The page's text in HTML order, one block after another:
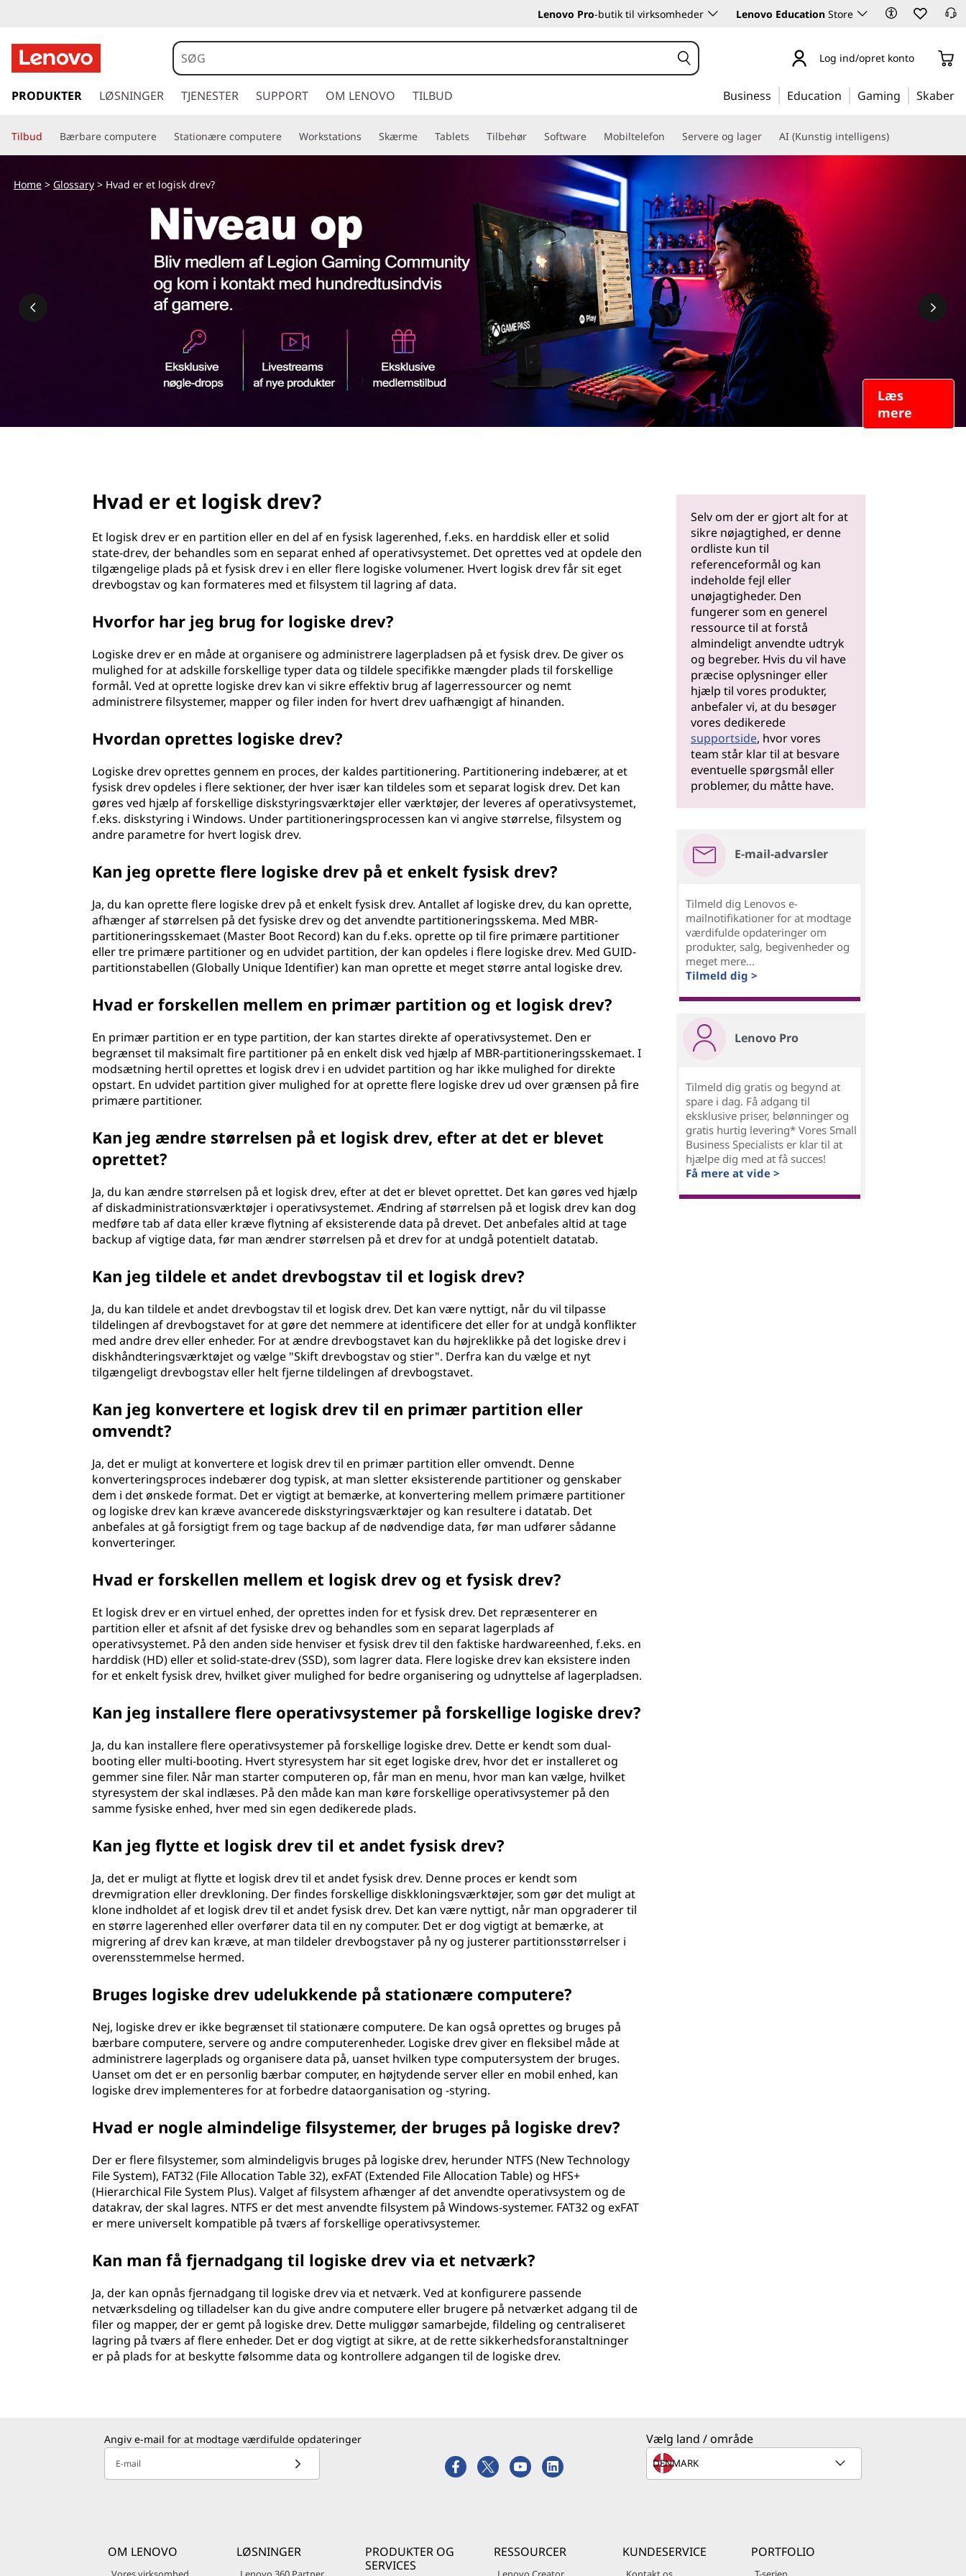
o
g
Lenovo Pro-butik til virksomheder Lenovo Education Store
p
n
g
i
Log ind/opret konto
PRODUKTER LØSNINGER TJENESTER SUPPORT OM LENOVO TILBUD Business Education Gaming Skaber
Tilbud Bærbare computere Stationære computere Workstations Skærme Tablets Tilbehør Software Mobiltelefon Servere og lager AI (Kunstig intelligens)
Læs
mere
Home> Glossary> Hvad er et logisk drev?
Hvad er et logisk drev?
Et logisk drev er en partition eller en del af en fysisk lagerenhed, f.eks. en harddisk eller et solid
state-drev, der behandles som en separat enhed af operativsystemet. Det oprettes ved at opdele den
tilgængelige plads på et fysisk drev i en eller flere logiske volumener. Hvert logisk drev får sit eget
drevbogstav og kan formateres med et filsystem til lagring af data.
Hvorfor har jeg brug for logiske drev?
Logiske drev er en måde at organisere og administrere lagerpladsen på et fysisk drev. De giver os
mulighed for at adskille forskellige typer data og tildele specifikke mængder plads til forskellige
formål. Ved at oprette logiske drev kan vi sikre effektiv brug af lagerressourcer og nemt
administrere filsystemer, mapper og filer inden for hvert drev uafhængigt af hinanden.
Hvordan oprettes logiske drev?
Logiske drev oprettes gennem en proces, der kaldes partitionering. Partitionering indebærer, at et
fysisk drev opdeles i flere sektioner, der hver især kan tildeles som et separat logisk drev. Det kan
gøres ved hjælp af forskellige diskstyringsværktøjer eller værktøjer, der leveres af operativsystemet,
f.eks. diskstyring i Windows. Under partitioneringsprocessen kan vi angive størrelse, filsystem og
andre parametre for hvert logisk drev.
Kan jeg oprette flere logiske drev på et enkelt fysisk drev?
Ja, du kan oprette flere logiske drev på et enkelt fysisk drev. Antallet af logiske drev, du kan oprette,
afhænger af størrelsen på det fysiske drev og det anvendte partitioneringsskema. Med MBR-
partitioneringsskemaet (Master Boot Record) kan du f.eks. oprette op til fire primære partitioner
eller tre primære partitioner og en udvidet partition, der kan opdeles i flere logiske drev. Med GUID-
partitionstabellen (Globally Unique Identifier) kan man oprette et meget større antal logiske drev.
Hvad er forskellen mellem en primær partition og et logisk drev?
En primær partition er en type partition, der kan startes direkte af operativsystemet. Den er
begrænset til maksimalt fire partitioner på en enkelt disk ved hjælp af MBR-partitioneringsskemaet. I
modsætning hertil oprettes et logisk drev i en udvidet partition og har ikke mulighed for direkte
opstart. En udvidet partition giver mulighed for at oprette flere logiske drev ud over grænsen på fire
primære partitioner.
Kan jeg ændre størrelsen på et logisk drev, efter at det er blevet
oprettet?
Ja, du kan ændre størrelsen på et logisk drev, efter at det er blevet oprettet. Det kan gøres ved hjælp
af diskadministrationsværktøjer i operativsystemet. Ændring af størrelsen på et logisk drev kan dog
medføre tab af data eller kræve flytning af eksisterende data på drevet. Det anbefales altid at tage
backup af vigtige data, før man ændrer størrelsen på et drev for at undgå potentielt datatab.
Kan jeg tildele et andet drevbogstav til et logisk drev?
Ja, du kan tildele et andet drevbogstav til et logisk drev. Det kan være nyttigt, når du vil tilpasse
tildelingen af drevbogstavet for at gøre det nemmere at identificere det eller for at undgå konflikter
med andre drev eller enheder. For at ændre drevbogstavet kan du højreklikke på det logiske drev i
diskhåndteringsværktøjet og vælge "Skift drevbogstav og stier". Derfra kan du vælge et nyt
tilgængeligt drevbogstav eller helt fjerne tildelingen af drevbogstavet.
Kan jeg konvertere et logisk drev til en primær partition eller
omvendt?
Ja, det er muligt at konvertere et logisk drev til en primær partition eller omvendt. Denne
konverteringsproces indebærer dog typisk, at man sletter eksisterende partitioner og genskaber
dem i det ønskede format. Det er vigtigt at bemærke, at konvertering mellem primære partitioner
og logiske drev kan kræve avancerede diskstyringsværktøjer og kan resultere i datatab. Det
anbefales at gå forsigtigt frem og tage backup af de nødvendige data, før man udfører sådanne
konverteringer.
Hvad er forskellen mellem et logisk drev og et fysisk drev?
Et logisk drev er en virtuel enhed, der oprettes inden for et fysisk drev. Det repræsenterer en
partition eller et afsnit af det fysiske drev og behandles som en separat lagerplads af
operativsystemet. På den anden side henviser et fysisk drev til den faktiske hardwareenhed, f.eks. en
harddisk (HD) eller et solid-state-drev (SSD), som lagrer data. Flere logiske drev kan eksistere inden
for et enkelt fysisk drev, hvilket giver mulighed for bedre organisering og udnyttelse af lagerpladsen.
Kan jeg installere flere operativsystemer på forskellige logiske drev?
Ja, du kan installere flere operativsystemer på forskellige logiske drev. Dette er kendt som dual-
booting eller multi-booting. Hvert styresystem har sit eget logiske drev, hvor det er installeret og
gemmer sine filer. Når man starter computeren op, får man en menu, hvor man kan vælge, hvilket
styresystem der skal indlæses. På den måde kan man køre forskellige operativsystemer på den
samme fysiske enhed, hver med sin egen dedikerede plads.
Kan jeg flytte et logisk drev til et andet fysisk drev?
Ja, det er muligt at flytte et logisk drev til et andet fysisk drev. Denne proces er kendt som
drevmigration eller drevkloning. Der findes forskellige diskkloningsværktøjer, som gør det muligt at
klone indholdet af et logisk drev til et andet fysisk drev. Det kan være nyttigt, når man opgraderer til
en større lagerenhed eller overfører data til en ny computer. Det er dog vigtigt at bemærke, at
migrering af drev kan kræve, at man tildeler drevbogstaver på ny og justerer partitionsstørrelser i
overensstemmelse hermed.
Bruges logiske drev udelukkende på stationære computere?
Nej, logiske drev er ikke begrænset til stationære computere. De kan også oprettes og bruges på
bærbare computere, servere og andre computerenheder. Logiske drev giver en fleksibel måde at
administrere lagerplads og organisere data på, uanset hvilken type computersystem der bruges.
Uanset om det er en personlig bærbar computer, en højtydende server eller en mobil enhed, kan
logiske drev implementeres for at forbedre dataorganisation og -styring.
Hvad er nogle almindelige filsystemer, der bruges på logiske drev?
Der er flere filsystemer, som almindeligvis bruges på logiske drev, herunder NTFS (New Technology
File System), FAT32 (File Allocation Table 32), exFAT (Extended File Allocation Table) og HFS+
(Hierarchical File System Plus). Valget af filsystem afhænger af det anvendte operativsystem og de
datakrav, der skal lagres. NTFS er det mest anvendte filsystem på Windows-systemer. FAT32 og exFAT
er mere universelt kompatible på tværs af forskellige operativsystemer.
Kan man få fjernadgang til logiske drev via et netværk?
Ja, der kan opnås fjernadgang til logiske drev via et netværk. Ved at konfigurere passende
netværksdeling og tilladelser kan du give andre computere eller brugere på netværket adgang til de
filer og mapper, der er gemt på logiske drev. Dette muliggør samarbejde, fildeling og centraliseret
lagring på tværs af flere enheder. Det er dog vigtigt at sikre, at de rette sikkerhedsforanstaltninger
er på plads for at beskytte følsomme data og kontrollere adgangen til de logiske drev.
Selv om der er gjort alt for at
sikre nøjagtighed, er denne
ordliste kun til
referenceformål og kan
indeholde fejl eller
unøjagtigheder. Den
fungerer som en generel
ressource til at forstå
almindeligt anvendte udtryk
og begreber. Hvis du vil have
præcise oplysninger eller
hjælp til vores produkter,
anbefaler vi, at du besøger
vores dedikerede
supportside, hvor vores
team står klar til at besvare
eventuelle spørgsmål eller
problemer, du måtte have.
E-mail-advarsler
Tilmeld dig Lenovos e-
mailnotifikationer for at modtage
værdifulde opdateringer om
produkter, salg, begivenheder og
meget mere...
Tilmeld dig >
Lenovo Pro
Tilmeld dig gratis og begynd at
spare i dag. Få adgang til
eksklusive priser, belønninger og
gratis hurtig levering* Vores Small
Business Specialists er klar til at
hjælpe dig med at få succes!
Få mere at vide >
Angiv e-mail for at modtage værdifulde opdateringer
E-mail
Vælg land / område
OM LENOVO LØSNINGER
PRODUKTER OG
SERVICES
RESSOURCER KUNDESERVICE PORTFOLIO